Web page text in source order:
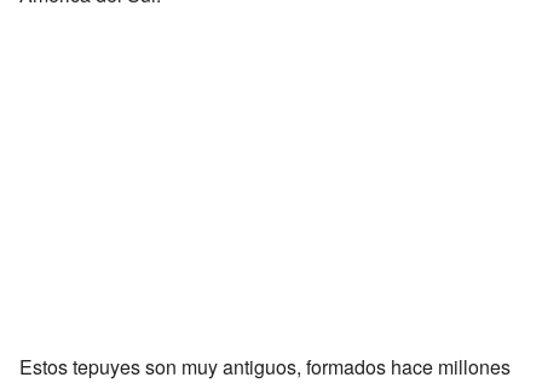
Estos tepuyes son muy antiguos, formados hace millones